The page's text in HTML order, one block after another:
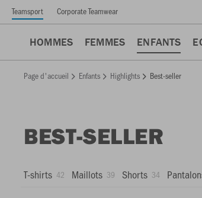
Teamsport Corporate Teamwear
HOMMES FEMMES ENFANTS
Page d'accueil Enfants Highlights Best-seller
BEST-SELLER
T-shirts 42 Maillots 39 Shorts 34